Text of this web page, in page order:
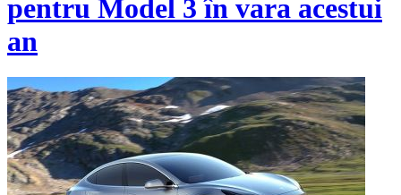
pentru Model 3 în vara acestui
an